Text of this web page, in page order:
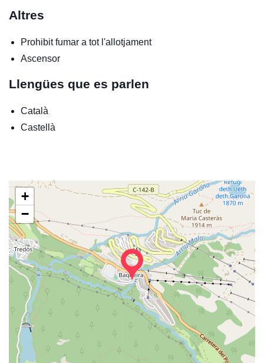
Altres
Prohibit fumar a tot l'allotjament
Ascensor
Llengües que es parlen
Català
Castellà
+
−